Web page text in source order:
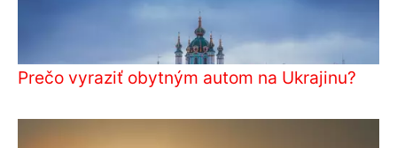
Prečo vyraziť obytným autom na Ukrajinu?